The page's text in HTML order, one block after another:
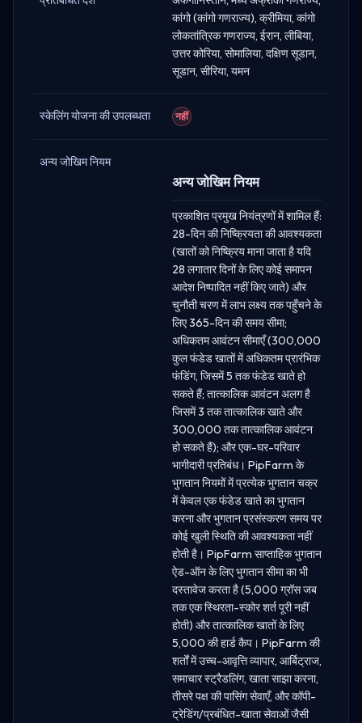
कांगो (कांगो गणराज्य), क्रीमिया, कांगो
लोकतांत्रिक गणराज्य, ईरान, लीबिया,
उत्तर कोरिया, सोमालिया, दक्षिण सूडान,
सूडान, सीरिया, यमन
स्केलिंग योजना की उपलब्धता नहीं
अन्य जोखिम नियम
अन्य जोखिम नियम
प्रकाशित प्रमुख नियंत्रणों में शामिल हैं:
28-दिन की निष्क्रियता की आवश्यकता
(खातों को निष्क्रिय माना जाता है यदि
28 लगातार दिनों के लिए कोई समापन
आदेश निष्पादित नहीं किए जाते) और
चुनौती चरण में लाभ लक्ष्य तक पहुँचने के
लिए 365-दिन की समय सीमा;
अधिकतम आवंटन सीमाएँ (300,000
कुल फंडेड खातों में अधिकतम प्रारंभिक
फंडिंग, जिसमें 5 तक फंडेड खाते हो
सकते हैं; तात्कालिक आवंटन अलग है
जिसमें 3 तक तात्कालिक खाते और
300,000 तक तात्कालिक आवंटन
हो सकते हैं); और एक-घर-परिवार
भागीदारी प्रतिबंध। PipFarm के
भुगतान नियमों में प्रत्येक भुगतान चक्र
में केवल एक फंडेड खाते का भुगतान
करना और भुगतान प्रसंस्करण समय पर
कोई खुली स्थिति की आवश्यकता नहीं
होती है। PipFarm साप्ताहिक भुगतान
ऐड-ऑन के लिए भुगतान सीमा का भी
दस्तावेज करता है (5,000 ग्रॉस जब
तक एक स्थिरता-स्कोर शर्त पूरी नहीं
होती) और तात्कालिक खातों के लिए
5,000 की हार्ड कैप। PipFarm की
शर्तों में उच्च-आवृत्ति व्यापार, आर्बिट्राज,
समाचार स्ट्रैडलिंग, खाता साझा करना,
तीसरे पक्ष की पासिंग सेवाएँ, और कॉपी-
ट्रेडिंग/प्रबंधित-खाता सेवाओं जैसी